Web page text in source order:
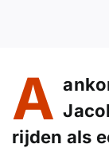
A
rijden als